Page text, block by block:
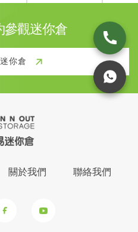
參觀迷你倉
你倉
關於我們 聯絡我們